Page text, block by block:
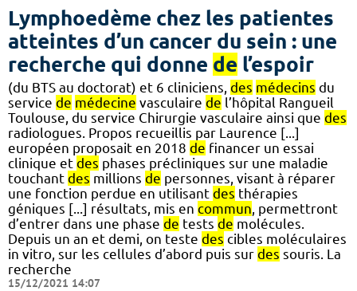
Lymphoedème chez les patientes
atteintes d’un cancer du sein : une
recherche qui donne de l’espoir
(du BTS au doctorat) et 6 cliniciens, des médecins du
service de médecine vasculaire de l’hôpital Rangueil
Toulouse, du service Chirurgie vasculaire ainsi que des
radiologues. Propos recueillis par Laurence [...]
européen proposait en 2018 de financer un essai
clinique et des phases précliniques sur une maladie
touchant des millions de personnes, visant à réparer
une fonction perdue en utilisant des thérapies
géniques [...] résultats, mis en commun, permettront
d’entrer dans une phase de tests de molécules.
Depuis un an et demi, on teste des cibles moléculaires
in vitro, sur les cellules d’abord puis sur des souris. La
recherche
15/12/2021 14:07